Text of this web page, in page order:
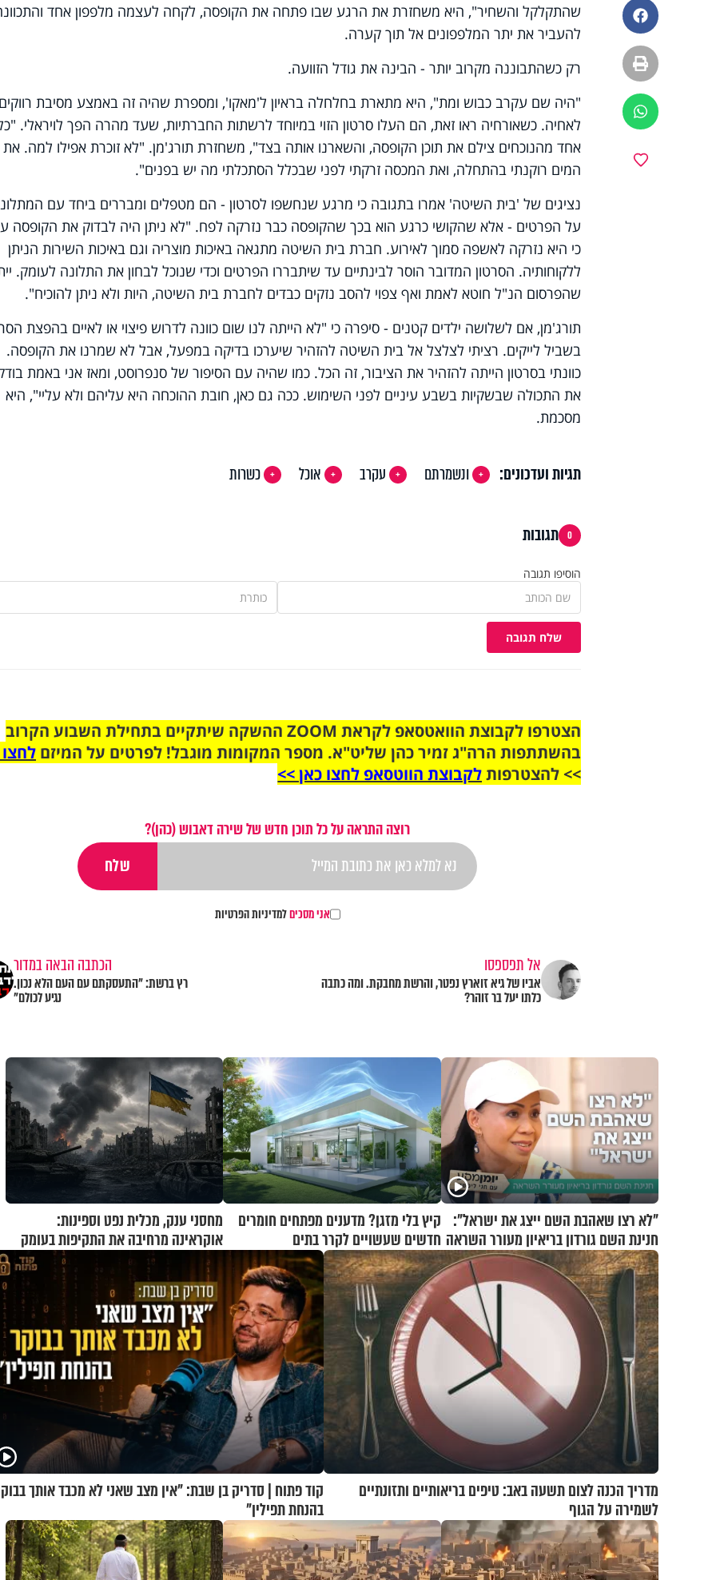
פייסבוק
הדפסה
ווטסאפ
שהתקלקל והשחיר", היא משחזרת את הרגע שבו פתחה את הקופסה, לקחה לעצמה מלפפון אחד
להעביר את יתר המלפפונים אל תוך קערה.
רק כשהתבוננה מקרוב יותר - הבינה את גודל הזוועה.
"היה שם עקרב כבוש ומת", היא מתארת בחלחלה בראיון ל'מאקו', ומספרת שהיה זה באמצע מסיבת רווקים
לאחיה. כשאורחיה ראו זאת, הם העלו סרטון הזוי במיוחד לרשתות החברתיות, שעד מהרה הפך לויראלי.
אחד מהנוכחים צילם את תוכן הקופסה, והשארנו אותה בצד", משחזרת תורג'מן. "לא זוכרת אפילו למה. את
המים רוקנתי בהתחלה, ואת המכסה זרקתי לפני שבכלל הסתכלתי מה יש בפנים".
נציגים של 'בית השיטה' אמרו בתגובה כי מרגע שנחשפו לסרטון - הם מטפלים ומבררים ביחד עם
על הפרטים - אלא שהקושי כרגע הוא בכך שהקופסה כבר נזרקה לפח. "לא ניתן היה לבדוק את הקופסה
כי היא נזרקה לאשפה סמוך לאירוע. חברת בית השיטה מתגאה באיכות מוצריה וגם באיכות השירות הניתן
ללקוחותיה. הסרטון המדובר הוסר לבינתיים עד שיתבררו הפרטים וכדי שנוכל לבחון את התלונה לעומק.
שהפרסום הנ"ל חוטא לאמת ואף צפוי להסב נזקים כבדים לחברת בית השיטה, היות ולא ניתן להוכיח".
תורג'מן, אם לשלושה ילדים קטנים - סיפרה כי "לא הייתה לנו שום כוונה לדרוש פיצוי או לאיים בהפצת
בשביל לייקים. רציתי לצלצל אל בית השיטה להזהיר שיערכו בדיקה במפעל, אבל לא שמרנו את הקופסה.
כוונתי בסרטון הייתה להזהיר את הציבור, זה הכל. כמו שהיה עם הסיפור של סנפרוסט, ומאז אני באמת
את התכולה שבשקיות בשבע עיניים לפני השימוש. ככה גם כאן, חובת ההוכחה היא עליהם ולא עליי", היא
מסכמת.
תגיות ועדכונים: ונשמרתם עקרב אוכל כשרות
0 תגובות
הוסיפו תגובה
שלח תגובה
הצטרפו לקבוצת הוואטסאפ לקראת ZOOM ההשקה שיתקיים בתחילת השבוע הקרוב
בהשתתפות הרה"ג זמיר כהן שליט"א. מספר המקומות מוגבל! לפרטים על המיזם
>> להצטרפותלקבוצת הווטסאפ לחצו כאן >>
רוצה התראה על כל תוכן חדש של שירה דאבוש (כהן)?
אני מסכיםלמדיניות הפרטיות
אל תפספסו
אביו של גיא זוארץ נפטר, והרשת מחבקת. ומה כתבה
כלתו יעל בר זוהר?
הכתבה הבאה במדור
רץ ברשת: "התעסקתם עם העם הלא נכון.
נגיע לכולם"
"לא רצו שאהבת השם ייצג את ישראל":
חנינת השם גורדון בריאיון מעורר השראה
קיץ בלי מזגן? מדענים מפתחים חומרים
חדשים שעשויים לקרר בתים
מחסני ענק, מכלית נפט וספינות:
אוקראינה מרחיבה את התקיפות בעומק
רוסיה
מדריך הכנה לצום תשעה באב: טיפים בריאותיים ותזונתיים
לשמירה על הגוף
קוד פתוח | סדריק בן שבת: "אין מצב שאני לא מכבד אותך
בהנחת תפילין"